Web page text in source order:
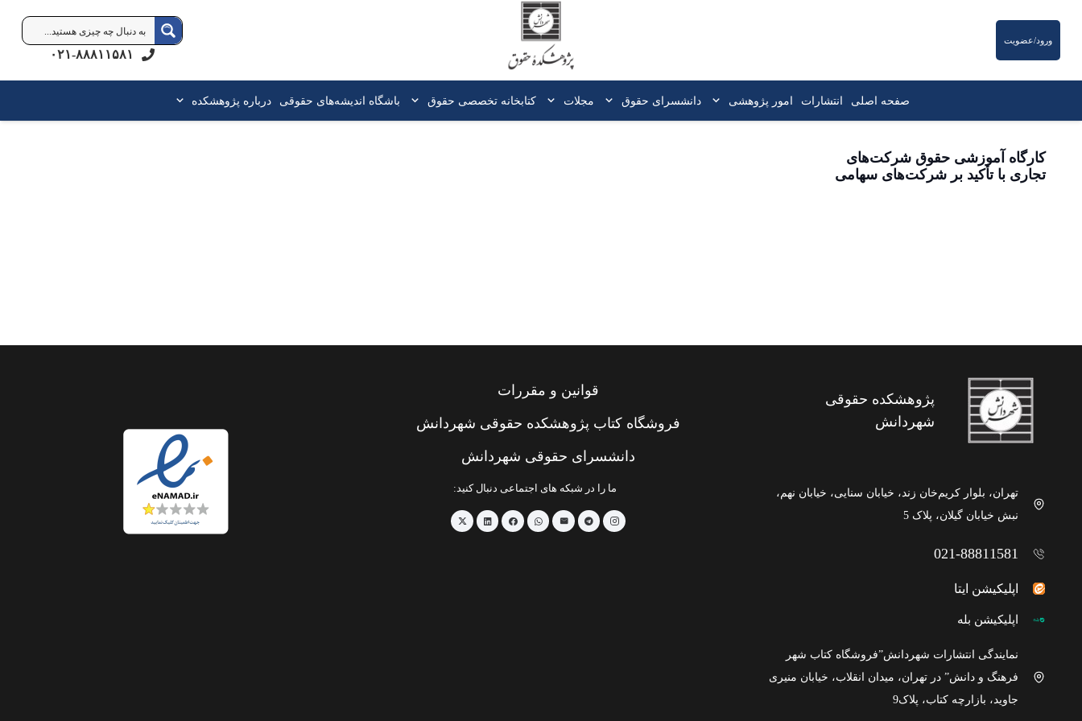
ورود/عضویت
صفحه اصلی انتشارات امور پژوهشی دانشسرای حقوق مجلات کتابخانه‌ تخصصی حقوق باشگاه اندیشه‌های حقوقی درباره پژوهشکده
کارگاه آموزشی حقوق شرکت‌های
تجاری با تأکید بر شرکت‌های سهامی
پژوهشکده حقوقی
شهردانش
تهران، بلوار کریم‌خان زند، خیابان سنایی، خیابان نهم،
نبش خیابان گیلان، پلاک 5
021-88811581
اپلیکیشن ایتا
اپلیکیشن بله
نمایندگی انتشارات شهردانش”فروشگاه کتاب شهر
فرهنگ و دانش” در تهران، میدان انقلاب، خیابان منیری
جاوید، بازارچه کتاب، پلاک9
قوانین و مقررات
فروشگاه کتاب پژوهشکده حقوقی شهردانش
دانشسرای حقوقی شهردانش
ما را در شبکه های اجتماعی دنبال کنید: